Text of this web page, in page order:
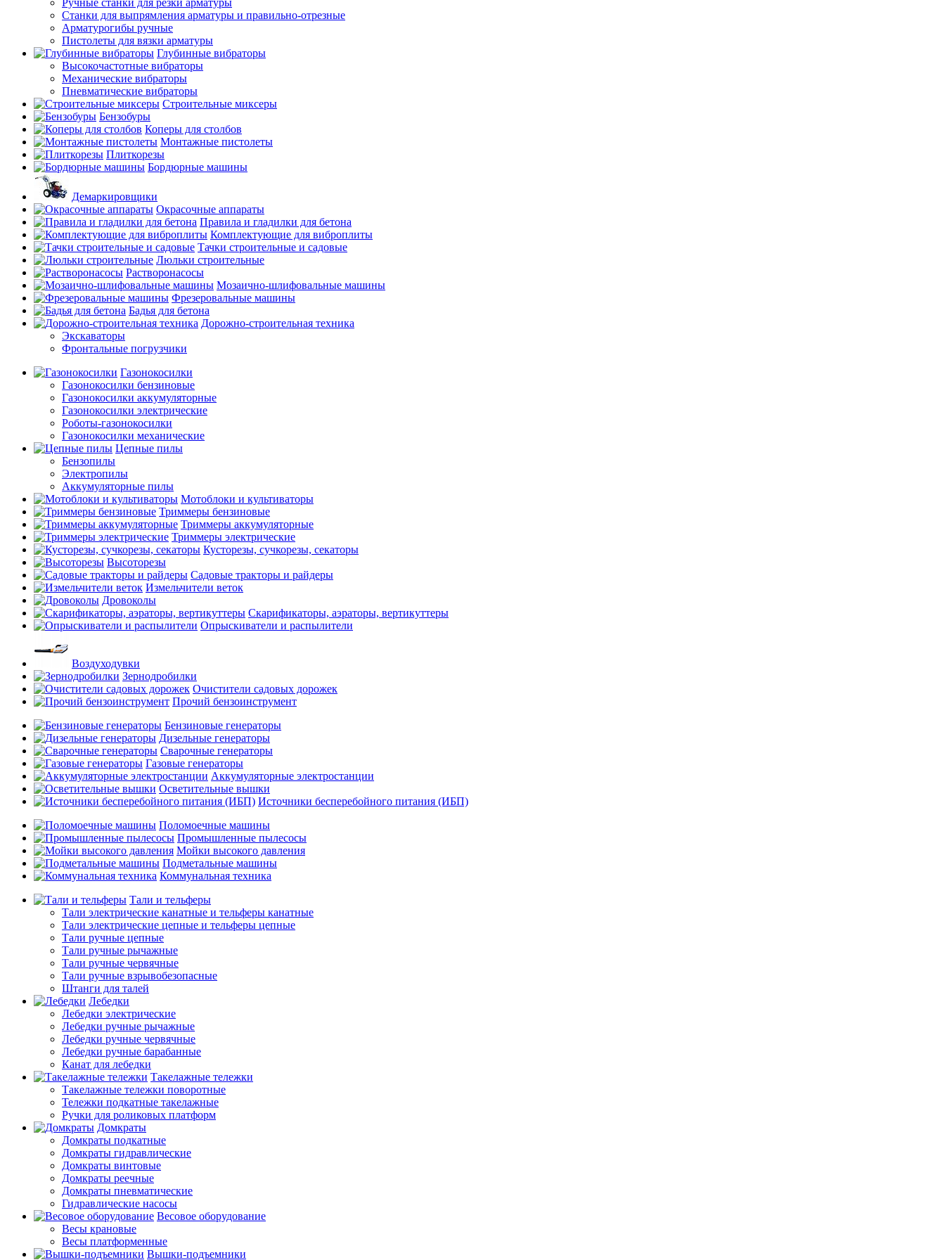
Ручные станки для резки арматуры
Станки для выпрямления арматуры и правильно-отрезные
Арматурогибы ручные
Пистолеты для вязки арматуры
Глубинные вибраторы
Высокочастотные вибраторы
Механические вибраторы
Пневматические вибраторы
Строительные миксеры
Бензобуры
Коперы для столбов
Монтажные пистолеты
Плиткорезы
Бордюрные машины
Демаркировщики
Окрасочные аппараты
Правила и гладилки для бетона
Комплектующие для виброплиты
Тачки строительные и садовые
Люльки строительные
Растворонасосы
Мозаично-шлифовальные машины
Фрезеровальные машины
Бадья для бетона
Дорожно-строительная техника
Экскаваторы
Фронтальные погрузчики
Газонокосилки
Газонокосилки бензиновые
Газонокосилки аккумуляторные
Газонокосилки электрические
Роботы-газонокосилки
Газонокосилки механические
Цепные пилы
Бензопилы
Электропилы
Аккумуляторные пилы
Мотоблоки и культиваторы
Триммеры бензиновые
Триммеры аккумуляторные
Триммеры электрические
Кусторезы, сучкорезы, секаторы
Высоторезы
Садовые тракторы и райдеры
Измельчители веток
Дровоколы
Скарификаторы, аэраторы, вертикуттеры
Опрыскиватели и распылители
Воздуходувки
Зернодробилки
Очистители садовых дорожек
Прочий бензоинструмент
Бензиновые генераторы
Дизельные генераторы
Сварочные генераторы
Газовые генераторы
Аккумуляторные электростанции
Осветительные вышки
Источники бесперебойного питания (ИБП)
Поломоечные машины
Промышленные пылесосы
Мойки высокого давления
Подметальные машины
Коммунальная техника
Тали и тельферы
Тали электрические канатные и тельферы канатные
Тали электрические цепные и тельферы цепные
Тали ручные цепные
Тали ручные рычажные
Тали ручные червячные
Тали ручные взрывобезопасные
Штанги для талей
Лебедки
Лебедки электрические
Лебедки ручные рычажные
Лебедки ручные червячные
Лебедки ручные барабанные
Канат для лебедки
Такелажные тележки
Такелажные тележки поворотные
Тележки подкатные такелажные
Ручки для роликовых платформ
Домкраты
Домкраты подкатные
Домкраты гидравлические
Домкраты винтовые
Домкраты реечные
Домкраты пневматические
Гидравлические насосы
Весовое оборудование
Весы крановые
Весы платформенные
Вышки-подъемники